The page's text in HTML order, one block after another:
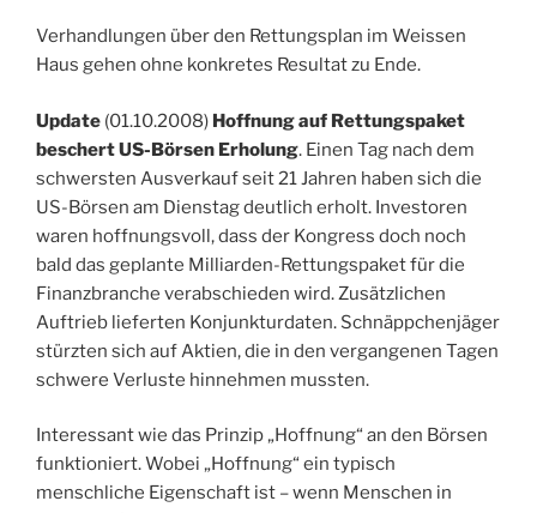
Verhandlungen über den Rettungsplan im Weissen
Haus gehen ohne konkretes Resultat zu Ende.
Update (01.10.2008) Hoffnung auf Rettungspaket
beschert US-Börsen Erholung. Einen Tag nach dem
schwersten Ausverkauf seit 21 Jahren haben sich die
US-Börsen am Dienstag deutlich erholt. Investoren
waren hoffnungsvoll, dass der Kongress doch noch
bald das geplante Milliarden-Rettungspaket für die
Finanzbranche verabschieden wird. Zusätzlichen
Auftrieb lieferten Konjunkturdaten. Schnäppchenjäger
stürzten sich auf Aktien, die in den vergangenen Tagen
schwere Verluste hinnehmen mussten.
Interessant wie das Prinzip „Hoffnung“ an den Börsen
funktioniert. Wobei „Hoffnung“ ein typisch
menschliche Eigenschaft ist – wenn Menschen in